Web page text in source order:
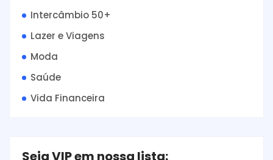
Intercâmbio 50+
Lazer e Viagens
Moda
Saúde
Vida Financeira
Seja VIP em nossa lista: